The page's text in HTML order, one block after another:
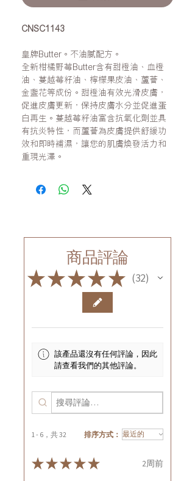
CNSC1143
皇牌Butter。不油膩配方。
全新柑橘野莓Butter含有甜橙油、血橙
油、蔓越莓籽油、檸檬果皮油、蘆薈、
金盞花等成份。甜橙油有效光滑皮膚，
促進皮膚更新，保持皮膚水分並促進蛋
白再生。蔓越莓籽油富含抗氧化劑並具
有抗炎特性，而蘆薈為皮膚提供舒緩功
效和即時補濕，讓您的肌膚煥發活力和
重現光澤。
商品評論
★★★★★ 32
32
該產品還沒有任何評論，因此
請查看我們的其他評論。
1 - 6，共 32 排序方式：
★★★★★ 2周前